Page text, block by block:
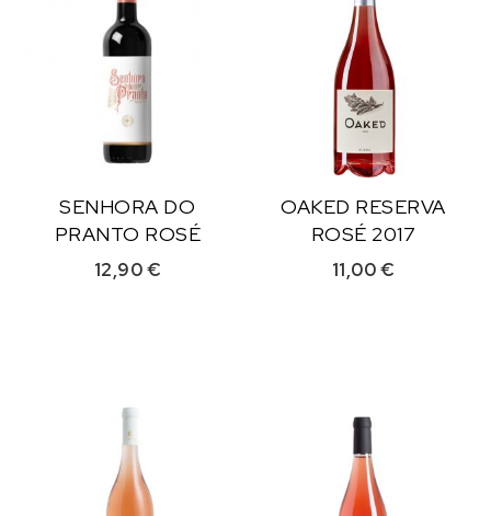
SENHORA DO
PRANTO ROSÉ
12,90€
OAKED RESERVA
ROSÉ 2017
11,00€